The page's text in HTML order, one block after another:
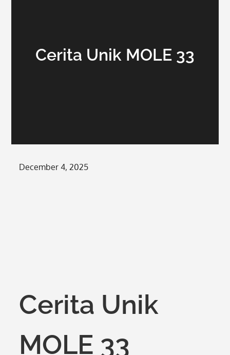
Cerita Unik MOLE 33
Posted
December 4, 2025
Cerita Unik
MOLE 33